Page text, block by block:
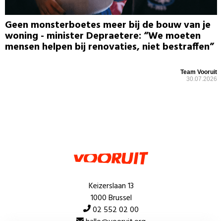
Geen monsterboetes meer bij de bouw van je
woning - minister Depraetere: “We moeten
mensen helpen bij renovaties, niet bestraffen”
Team Vooruit
30.07.2026
Keizerslaan 13
1000 Brussel
02 552 02 00